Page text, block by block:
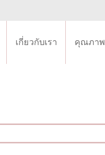
เกี่ยวกับเรา คุณภาพ